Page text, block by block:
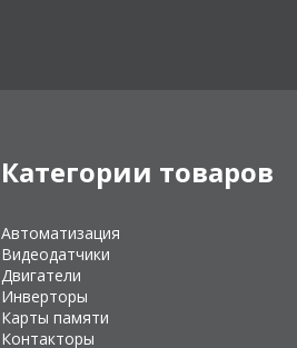
Категории товаров
Автоматизация
Видеодатчики
Двигатели
Инверторы
Карты памяти
Контакторы